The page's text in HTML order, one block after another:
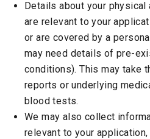
Details about your physical
are relevant to your
or are covered by a
may need details of pre-
conditions). This may take
reports or underlying
blood tests.
We may also collect
relevant to your